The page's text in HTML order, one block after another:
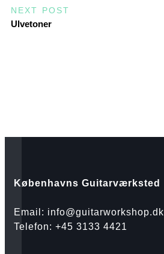
NEXT POST
Ulvetoner
Københavns Guitarværksted
Email: info@guitarworkshop.dk
Telefon: +45 3133 4421